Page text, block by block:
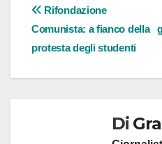
Navigazione
articoli
Rifondazione
Comunista: a fianco della
protesta degli studenti
Di